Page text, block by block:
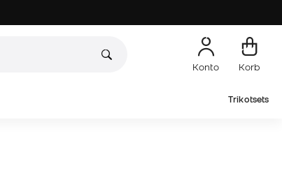
Konto Korb
Trikotsets